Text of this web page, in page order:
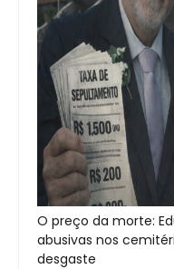
O preço da morte:
abusivas nos
desgaste